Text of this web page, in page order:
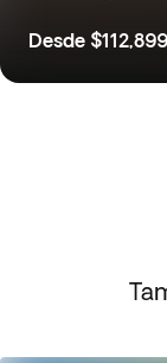
Desde $112,899